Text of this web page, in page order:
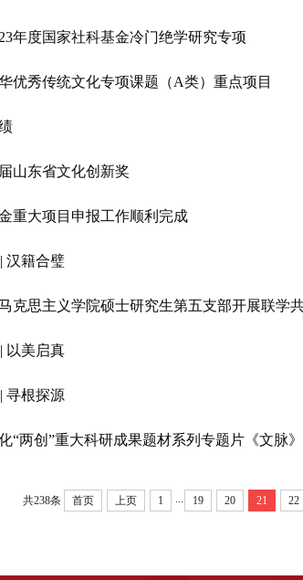
年度国家社科基金冷门绝学研究专项
优秀传统文化专项课题（A类）重点项目
山东省文化创新奖
重大项目申报工作顺利完成
汉籍合璧
克思主义学院硕士研究生第五支部开展联学
以美启真
寻根探源
“两创”重大科研成果题材系列专题片《文脉
共238条 首页 上页 1 ... 19 20 21 22